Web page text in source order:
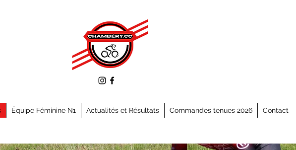
Équipe Féminine N1 Actualités et Résultats Commandes tenues 2026 Contact